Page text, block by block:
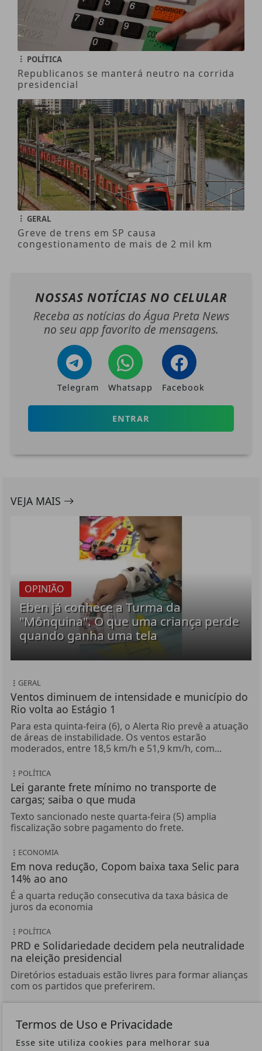
POLÍTICA
Republicanos se manterá neutro na corrida
presidencial
GERAL
Greve de trens em SP causa
congestionamento de mais de 2 mil km
NOSSAS NOTÍCIAS NO CELULAR
Receba as notícias do Água Preta News
no seu app favorito de mensagens.
Telegram Whatsapp Facebook
ENTRAR
VEJA MAIS
OPINIÃO
Eben já conhece a Turma da
"Mônquina". O que uma criança perde
quando ganha uma tela
GERAL
Ventos diminuem de intensidade e município do
Rio volta ao Estágio 1
Para esta quinta-feira (6), o Alerta Rio prevê a atuação
de áreas de instabilidade. Os ventos estarão
moderados, entre 18,5 km/h e 51,9 km/h, com...
POLÍTICA
Lei garante frete mínimo no transporte de
cargas; saiba o que muda
Texto sancionado neste quarta-feira (5) amplia
fiscalização sobre pagamento do frete.
ECONOMIA
Em nova redução, Copom baixa taxa Selic para
14% ao ano
É a quarta redução consecutiva da taxa básica de
juros da economia
POLÍTICA
PRD e Solidariedade decidem pela neutralidade
na eleição presidencial
Diretórios estaduais estão livres para formar alianças
com os partidos que preferirem.
Atitude irresponsável, diz Lula após revogação
de visto de embaixadora
Termos de Uso e Privacidade
Esse site utiliza cookies para melhorar sua